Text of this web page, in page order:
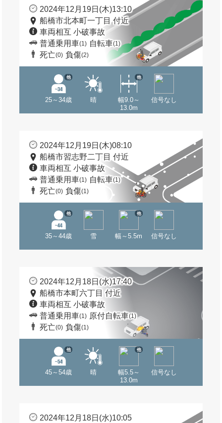
2024年12月19日(木)13:10
船橋市北本町一丁目 付近
車両相互 小破事故
普通乗用車(1) 自転車(1)
死亡(0) 負傷(2)
25～34歳
他
晴
幅9.0～
13.0m
他
信号なし
2024年12月19日(木)08:10
船橋市習志野二丁目 付近
車両相互 小破事故
普通乗用車(1) 自転車(1)
死亡(0) 負傷(1)
35～44歳
他
雪 幅～5.5m
他
信号なし
2024年12月18日(水)17:40
船橋市本町六丁目 付近
車両相互 小破事故
普通乗用車(1) 原付自転車(1)
死亡(0) 負傷(1)
45～54歳
他
晴
幅5.5～
13.0m
他
信号なし
2024年12月18日(水)10:05